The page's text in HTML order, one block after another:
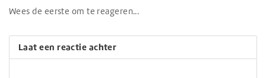
Wees de eerste om te reageren...
Laat een reactie achter